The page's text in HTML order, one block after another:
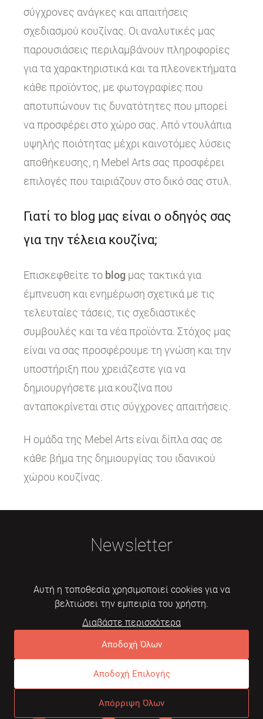
σύγχρονες ανάγκες και απαιτήσεις
σχεδιασμού κουζίνας. Οι αναλυτικές μας
παρουσιάσεις περιλαμβάνουν πληροφορίες
για τα χαρακτηριστικά και τα πλεονεκτήματα
κάθε προϊόντος, με φωτογραφίες που
αποτυπώνουν τις δυνατότητες που μπορεί
να προσφέρει στο χώρο σας. Από ντουλάπια
υψηλής ποιότητας μέχρι καινοτόμες λύσεις
αποθήκευσης, η Mebel Arts σας προσφέρει
επιλογές που ταιριάζουν στο δικό σας στυλ.
Γιατί το blog μας είναι ο οδηγός σας
για την τέλεια κουζίνα;
Επισκεφθείτε το blog μας τακτικά για
έμπνευση και ενημέρωση σχετικά με τις
τελευταίες τάσεις, τις σχεδιαστικές
συμβουλές και τα νέα προϊόντα. Στόχος μας
είναι να σας προσφέρουμε τη γνώση και την
υποστήριξη που χρειάζεστε για να
δημιουργήσετε μια κουζίνα που
ανταποκρίνεται στις σύγχρονες απαιτήσεις.
Η ομάδα της Mebel Arts είναι δίπλα σας σε
κάθε βήμα της δημιουργίας του ιδανικού
χώρου κουζίνας.
Newsletter
Εγγραφή
Συχνές ερωτήσειςΌροι χρήσης
Αυτή η τοποθεσία χρησιμοποιεί cookies για να
βελτιώσει την εμπειρία του χρήστη.
Διαβάστε περισσότερα
Αποδοχή Όλων
Αποδοχή Επιλογής
Απόρριψη Όλων